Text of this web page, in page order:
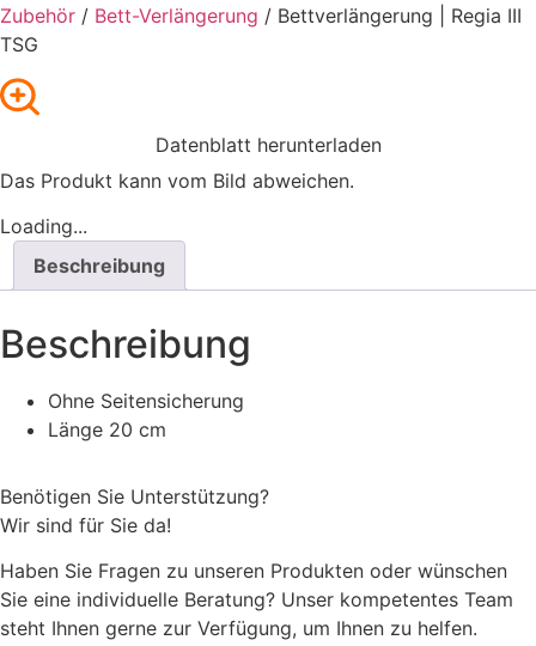
Zubehör / Bett-Verlängerung / Bettverlängerung | Regia III
TSG
Datenblatt herunterladen
Das Produkt kann vom Bild abweichen.
Loading...
Beschreibung
Beschreibung
Ohne Seitensicherung
Länge 20 cm
Benötigen Sie Unterstützung?
Wir sind für Sie da!
Haben Sie Fragen zu unseren Produkten oder wünschen
Sie eine individuelle Beratung? Unser kompetentes Team
steht Ihnen gerne zur Verfügung, um Ihnen zu helfen.